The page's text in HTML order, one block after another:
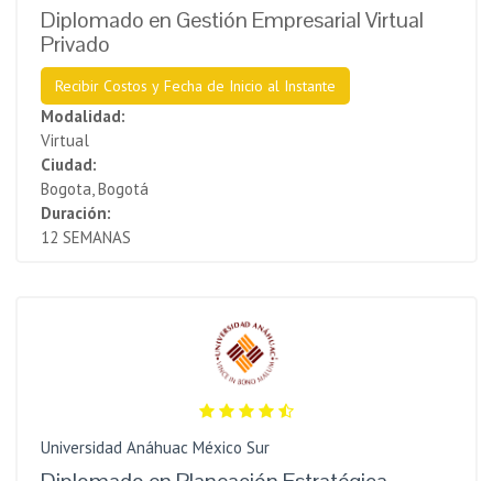
Diplomado en Gestión Empresarial Virtual
Privado
Recibir Costos y Fecha de Inicio al Instante
Modalidad:
Virtual
Ciudad:
Bogota, Bogotá
Duración:
12 SEMANAS
Universidad Anáhuac México Sur